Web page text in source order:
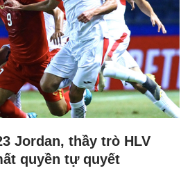
Jordan, thầy trò HLV
quyền tự quyết